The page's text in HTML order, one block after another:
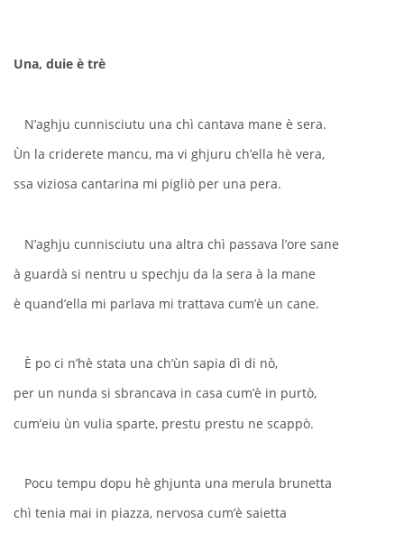
Una, duie è trè
N’aghju cunnisciutu una chì cantava mane è sera.
Ùn la criderete mancu, ma vi ghjuru ch’ella hè vera,
ssa viziosa cantarina mi pigliò per una pera.
N’aghju cunnisciutu una altra chì passava l’ore sane
à guardà si nentru u spechju da la sera à la mane
è quand’ella mi parlava mi trattava cum’è un cane.
È po ci n’hè stata una ch’ùn sapia dì di nò,
per un nunda si sbrancava in casa cum’è in purtò,
cum’eiu ùn vulia sparte, prestu prestu ne scappò.
Pocu tempu dopu hè ghjunta una merula brunetta
chì tenia mai in piazza, nervosa cum’è saietta